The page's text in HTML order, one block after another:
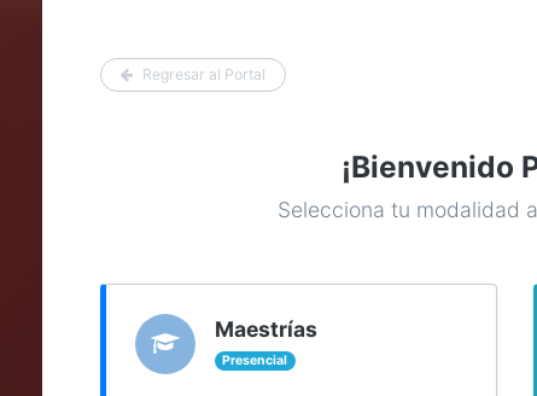
Regresar al Portal
¡Bienvenido
Selecciona tu modalidad
Maestrías
Presencial